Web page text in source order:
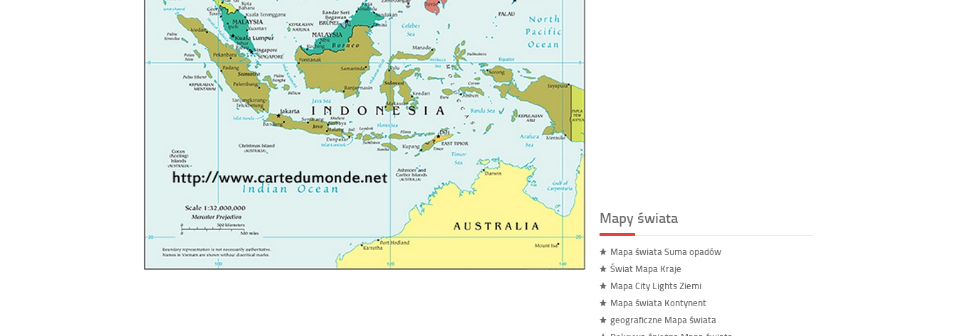
Mapy świata
Mapa świata Suma opadów
Świat Mapa Kraje
Mapa City Lights Ziemi
Mapa świata Kontynent
geograficzne Mapa świata